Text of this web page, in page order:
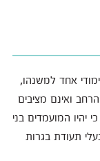
אחד למשנהו,
ואינם מציבים
המועמדים בני
אף בעלי תעודת בגרות